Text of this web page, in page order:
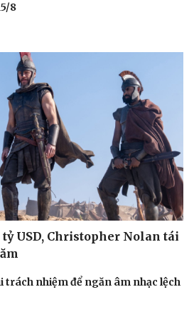
8
tỷ USD, Christopher Nolan tái
trách nhiệm để ngăn âm nhạc lệch